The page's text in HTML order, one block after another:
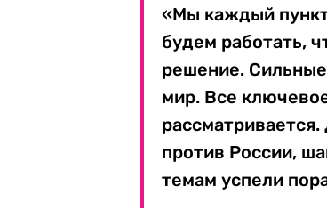
«Мы каждый
будем работать,
решение.
мир. Все
против России,
темам успели